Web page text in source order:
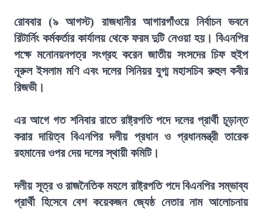
রোববার (৯ আগস্ট) রাজধানীর আগারগাঁওয়ে নির্বাচন ভবনে
রিটার্নিং কর্মকর্তার কার্যালয় থেকে ফরম দুটি নেওয়া হয়। বিএনপির
পক্ষে মনোনয়নপত্র সংগ্রহ করেন জাতীয় সংসদের চিফ হুইপ
নূরুল ইসলাম মণি এবং দলের সিনিয়র যুগ্ম মহাসচিব রুহুল কবীর
রিজভী।
এর আগে গত শনিবার রাতে রাষ্ট্রপতি পদে দলের প্রার্থী চূড়ান্ত
করার দায়িত্ব বিএনপির দলীয় প্রধান ও প্রধানমন্ত্রী তারেক
রহমানের ওপর দেয় দলের স্থায়ী কমিটি।
দলীয় সূত্র ও রাজনৈতিক মহলে রাষ্ট্রপতি পদে বিএনপির সম্ভাব্য
প্রার্থী হিসেবে বেশ কয়েকজন জ্যেষ্ঠ নেতার নাম আলোচনায়